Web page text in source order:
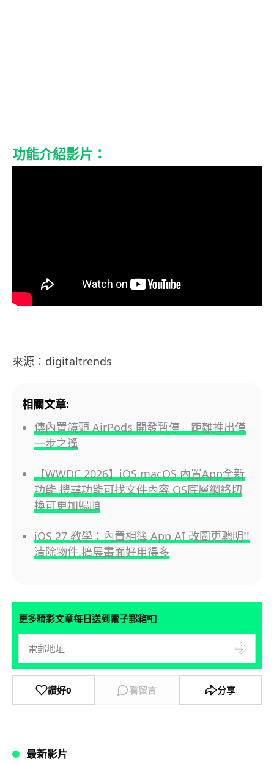
功能介紹影片：
來源：digitaltrends
相關文章:
傳內置鏡頭 AirPods 開發暫停 距離推出僅
一步之遙
【WWDC 2026】iOS,macOS 內置App全新
功能 搜尋功能可找文件內容 OS底層網絡切
換可更加暢順
iOS 27 教學：內置相簿 App AI 改圖更聰明!!
清除物件,擴展畫面好用得多
更多精彩文章每日送到電子郵箱📮
讚好0 看留言 分享
最新影片